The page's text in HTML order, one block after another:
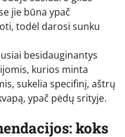
jie būna ypač
todėl darosi sunku
besidauginantys
kurios minta
sukelia specifinį, aštrų
ypač pėdų srityje.
koks